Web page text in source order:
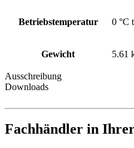
Betriebstemperatur 0 °C
Gewicht 5.61
Ausschreibung
Downloads
Fachhändler in